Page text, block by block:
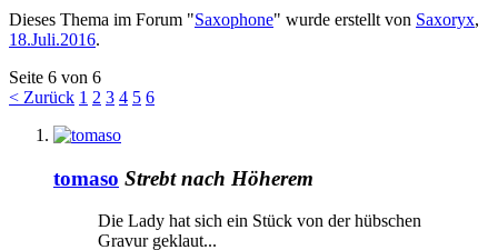
Dieses Thema im Forum "Saxophone" wurde erstellt von Saxoryx,
18.Juli.2016.
Seite 6 von 6
< Zurück 1 2 3 4 5 6
tomaso Strebt nach Höherem
Die Lady hat sich ein Stück von der hübschen
Gravur geklaut...